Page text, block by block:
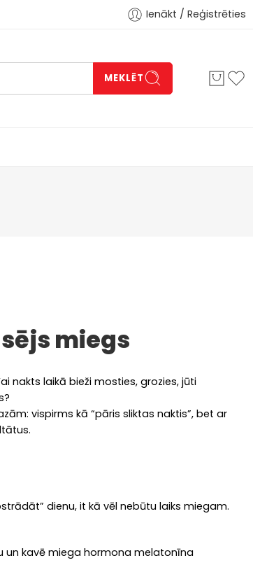
Ienākt / Reģistrēties
MEKLĒT
miegs
nakts laikā bieži mosties, grozies, jūti
vispirms kā “pāris sliktas naktis”, bet ar
dienu, it kā vēl nebūtu laiks miegam.
un kavē miega hormona melatonīna